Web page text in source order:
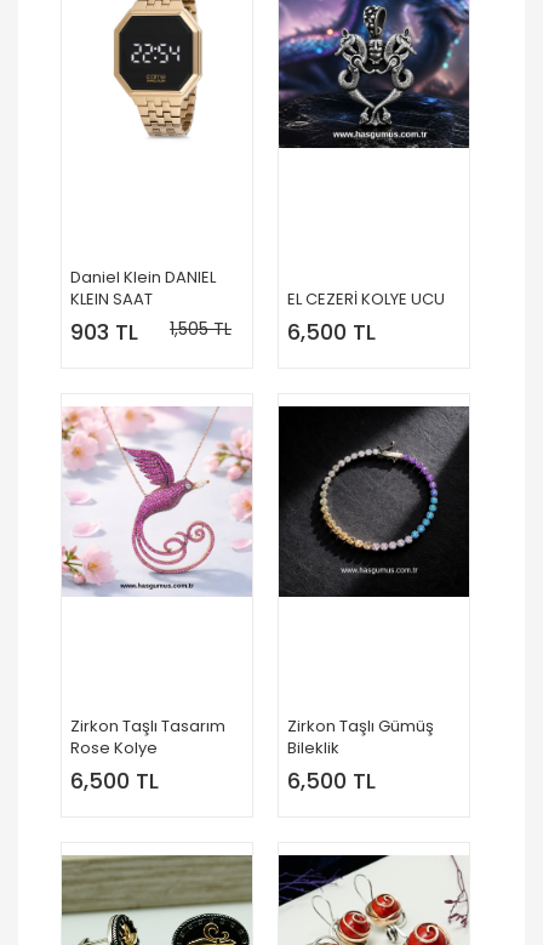
Daniel Klein DANIEL
KLEIN SAAT
903 TL 1,505 TL
EL CEZERİ KOLYE UCU
6,500 TL
Zirkon Taşlı Tasarım
Rose Kolye
6,500 TL
Zirkon Taşlı Gümüş
Bileklik
6,500 TL